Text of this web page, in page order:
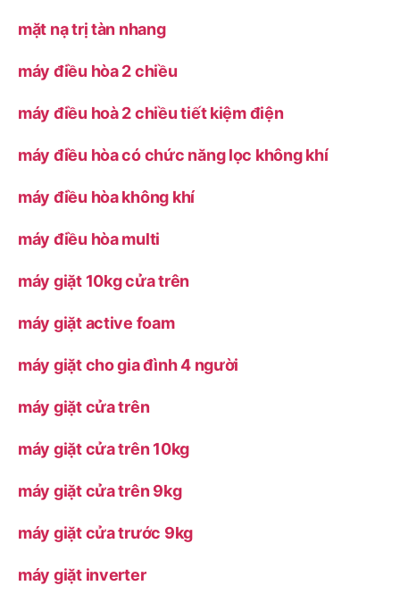
mặt nạ trị tàn nhang
máy điều hòa 2 chiều
máy điều hoà 2 chiều tiết kiệm điện
máy điều hòa có chức năng lọc không khí
máy điều hòa không khí
máy điều hòa multi
máy giặt 10kg cửa trên
máy giặt active foam
máy giặt cho gia đình 4 người
máy giặt cửa trên
máy giặt cửa trên 10kg
máy giặt cửa trên 9kg
máy giặt cửa trước 9kg
máy giặt inverter